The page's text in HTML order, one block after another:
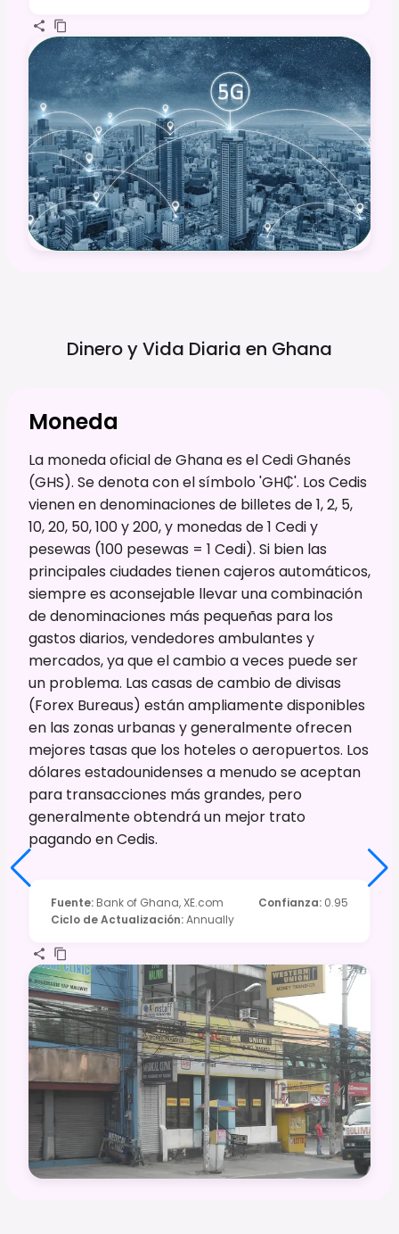
Dinero y Vida Diaria en Ghana
Moneda
La moneda oficial de Ghana es el Cedi Ghanés
(GHS). Se denota con el símbolo 'GH₵'. Los Cedis
vienen en denominaciones de billetes de 1, 2, 5,
10, 20, 50, 100 y 200, y monedas de 1 Cedi y
pesewas (100 pesewas = 1 Cedi). Si bien las
principales ciudades tienen cajeros automáticos,
siempre es aconsejable llevar una combinación
de denominaciones más pequeñas para los
gastos diarios, vendedores ambulantes y
mercados, ya que el cambio a veces puede ser
un problema. Las casas de cambio de divisas
(Forex Bureaus) están ampliamente disponibles
en las zonas urbanas y generalmente ofrecen
mejores tasas que los hoteles o aeropuertos. Los
dólares estadounidenses a menudo se aceptan
para transacciones más grandes, pero
generalmente obtendrá un mejor trato
pagando en Cedis.
Fuente: Bank of Ghana, XE.com Confianza: 0.95
Ciclo de Actualización:Annually